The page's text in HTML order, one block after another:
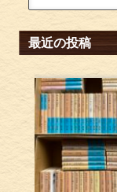
最近の投稿